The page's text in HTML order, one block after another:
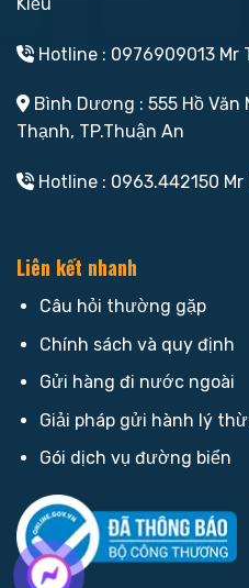
Hotline : 0976909013 Mr
Bình Dương : 555 Hồ Văn
Thạnh, TP.Thuận An
Hotline : 0963.442150 Mr
Liên kết nhanh
Câu hỏi thường gặp
Chính sách và quy định
Gửi hàng đi nước ngoài
Giải pháp gửi hành lý
Gói dịch vụ đường biển